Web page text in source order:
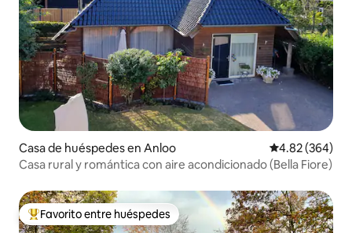
Casa de huéspedes en Anloo Calificación
4.82 (364)
Casa rural y romántica con aire acondicionado (Bella Fiore)
Favorito entre huéspedes preferido
Favorito entre huéspedes